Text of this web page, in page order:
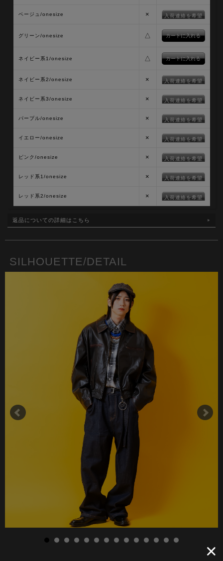
ベージュ/onesize × 入荷連絡を希望
グリーン/onesize △
ネイビー系1/onesize △
ネイビー系2/onesize × 入荷連絡を希望
ネイビー系3/onesize × 入荷連絡を希望
パープル/onesize × 入荷連絡を希望
イエロー/onesize × 入荷連絡を希望
ピンク/onesize × 入荷連絡を希望
レッド系1/onesize × 入荷連絡を希望
レッド系2/onesize × 入荷連絡を希望
返品についての詳細はこちら
SILHOUETTE/DETAIL